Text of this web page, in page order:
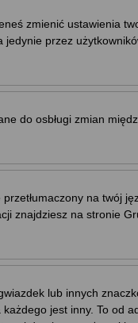
zmienić ustawienia
przez
do osbługi zmian
na twój
znajdziesz na stronie
lub innych
jest inny. To od